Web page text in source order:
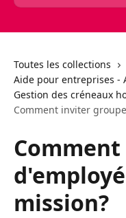
Toutes les collections
Aide pour entreprises -
Gestion des créneaux
Comment inviter
mission?